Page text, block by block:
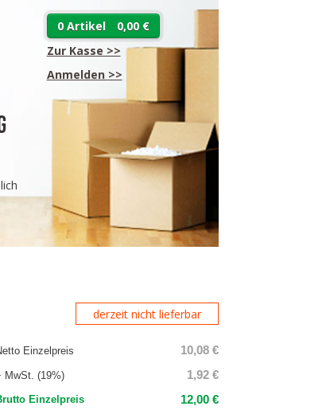
0 Artikel
0,00 €
Zur Kasse >>
Anmelden >>
derzeit nicht lieferbar
Einzelpreis 10,08 €
MwSt. (19%) 1,92 €
Einzelpreis 12,00 €